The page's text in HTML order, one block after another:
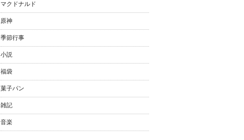
マクドナルド
原神
季節行事
小説
福袋
菓子パン
雑記
音楽